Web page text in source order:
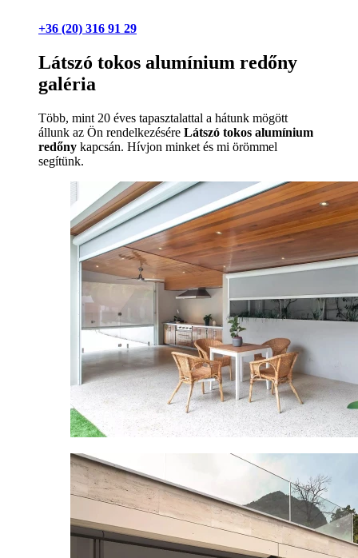
+36 (20) 316 91 29
Látszó tokos alumínium redőny
galéria
Több, mint 20 éves tapasztalattal a hátunk mögött
állunk az Ön rendelkezésére Látszó tokos alumínium
redőny kapcsán. Hívjon minket és mi örömmel
segítünk.